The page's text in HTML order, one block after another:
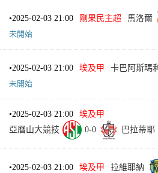
•2025-02-03 21:00 剛果民主超 馬洛爾
未開始
•2025-02-03 21:00 埃及甲 卡巴阿斯瑪利
未開始
•2025-02-03 21:00
埃及甲
亞曆山大競技
0-0 巴拉蒂耶
•2025-02-03 21:00 埃及甲 拉維耶納